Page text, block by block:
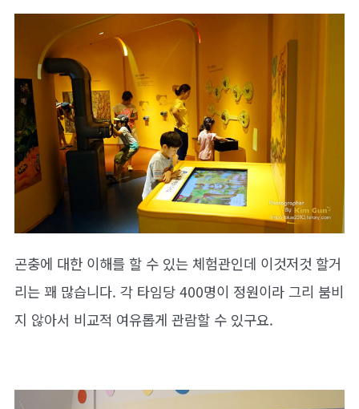
곤충에 대한 이해를 할 수 있는 체험관인데 이것저것 할거
리는 꽤 많습니다. 각 타임당 400명이 정원이라 그리 붐비
지 않아서 비교적 여유롭게 관람할 수 있구요.